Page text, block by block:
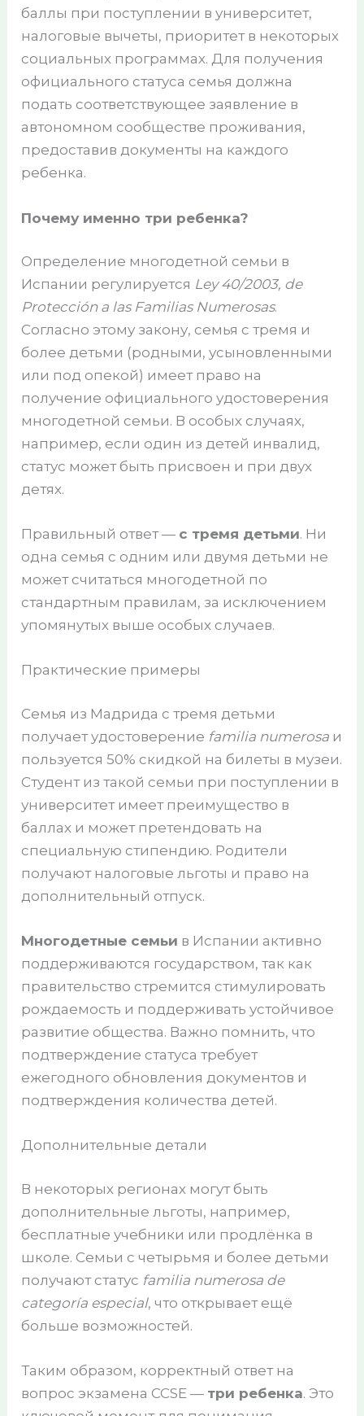
баллы при поступлении в университет,
налоговые вычеты, приоритет в некоторых
социальных программах. Для получения
официального статуса семья должна
подать соответствующее заявление в
автономном сообществе проживания,
предоставив документы на каждого
ребенка.
Почему именно три ребенка?
Определение многодетной семьи в
Испании регулируется Ley 40/2003, de
Protección a las Familias Numerosas.
Согласно этому закону, семья с тремя и
более детьми (родными, усыновленными
или под опекой) имеет право на
получение официального удостоверения
многодетной семьи. В особых случаях,
например, если один из детей инвалид,
статус может быть присвоен и при двух
детях.
Правильный ответ — с тремя детьми. Ни
одна семья с одним или двумя детьми не
может считаться многодетной по
стандартным правилам, за исключением
упомянутых выше особых случаев.
Практические примеры
Семья из Мадрида с тремя детьми
получает удостоверение familia numerosa и
пользуется 50% скидкой на билеты в музеи.
Студент из такой семьи при поступлении в
университет имеет преимущество в
баллах и может претендовать на
специальную стипендию. Родители
получают налоговые льготы и право на
дополнительный отпуск.
Многодетные семьи в Испании активно
поддерживаются государством, так как
правительство стремится стимулировать
рождаемость и поддерживать устойчивое
развитие общества. Важно помнить, что
подтверждение статуса требует
ежегодного обновления документов и
подтверждения количества детей.
Дополнительные детали
В некоторых регионах могут быть
дополнительные льготы, например,
бесплатные учебники или продлёнка в
школе. Семьи с четырьмя и более детьми
получают статус familia numerosa de
categoría especial, что открывает ещё
больше возможностей.
Таким образом, корректный ответ на
вопрос экзамена CCSE — три ребенка. Это